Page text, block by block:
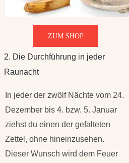
ZUM SHOP
2. Die Durchführung in jeder
Raunacht
In jeder der zwölf Nächte vom 24.
Dezember bis 4. bzw. 5. Januar
ziehst du einen der gefalteten
Zettel, ohne hineinzusehen.
Dieser Wunsch wird dem Feuer